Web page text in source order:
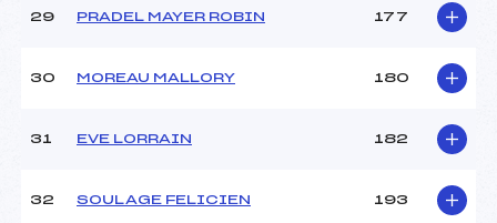
29 PRADEL MAYER ROBIN 177
30 MOREAU MALLORY 180
31 EVE LORRAIN 182
32 SOULAGE FELICIEN 193